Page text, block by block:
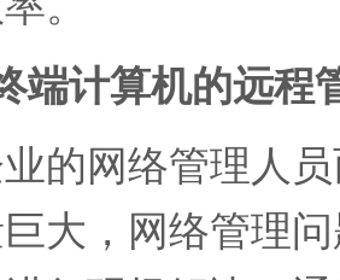
端计算机的远程
的网络管理人
大，网络管理